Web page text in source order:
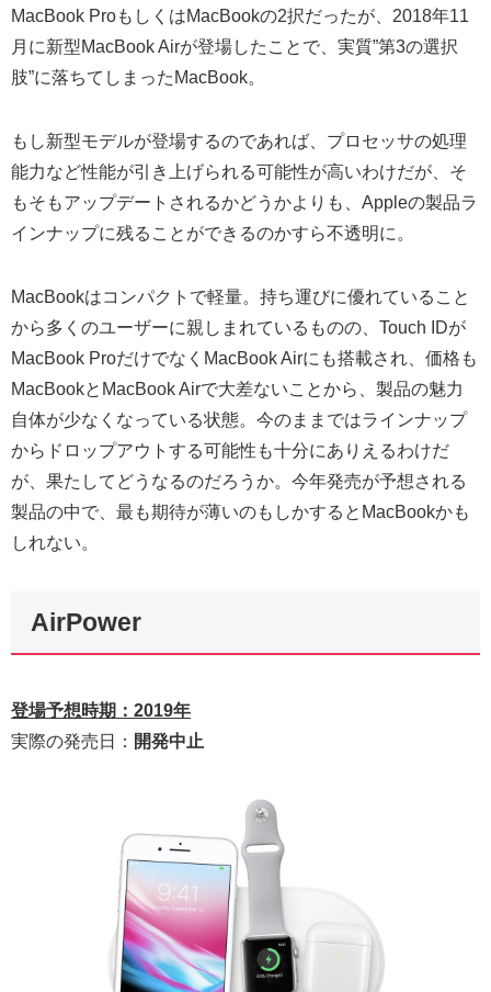
MacBook ProもしくはMacBookの2択だったが、2018年11
月に新型MacBook Airが登場したことで、実質”第3の選択
肢”に落ちてしまったMacBook。
もし新型モデルが登場するのであれば、プロセッサの処理
能力など性能が引き上げられる可能性が高いわけだが、そ
もそもアップデートされるかどうかよりも、Appleの製品ラ
インナップに残ることができるのかすら不透明に。
MacBookはコンパクトで軽量。持ち運びに優れていること
から多くのユーザーに親しまれているものの、Touch IDが
MacBook ProだけでなくMacBook Airにも搭載され、価格も
MacBookとMacBook Airで大差ないことから、製品の魅力
自体が少なくなっている状態。今のままではラインナップ
からドロップアウトする可能性も十分にありえるわけだ
が、果たしてどうなるのだろうか。今年発売が予想される
製品の中で、最も期待が薄いのもしかするとMacBookかも
しれない。
AirPower
登場予想時期：2019年
実際の発売日： 開発中止